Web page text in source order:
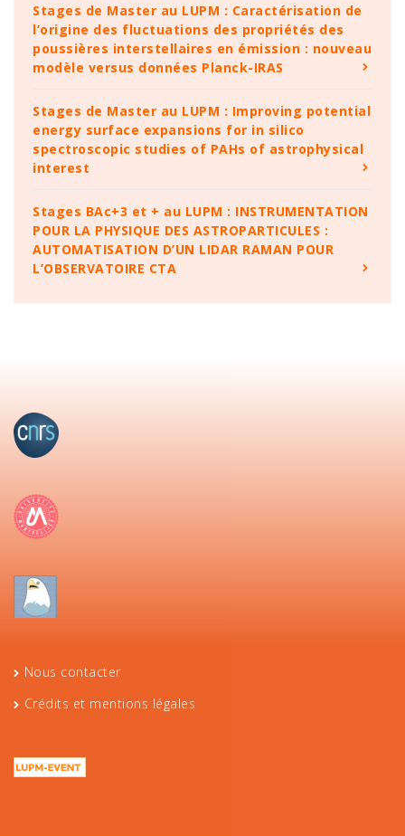
Stages de Master au LUPM : Caractérisation de
l’origine des fluctuations des propriétés des
poussières interstellaires en émission : nouveau
modèle versus données Planck-IRAS
Stages de Master au LUPM : Improving potential
energy surface expansions for in silico
spectroscopic studies of PAHs of astrophysical
interest
Stages BAc+3 et + au LUPM : INSTRUMENTATION
POUR LA PHYSIQUE DES ASTROPARTICULES :
AUTOMATISATION D’UN LIDAR RAMAN POUR
L’OBSERVATOIRE CTA
Nous contacter
Crédits et mentions légales